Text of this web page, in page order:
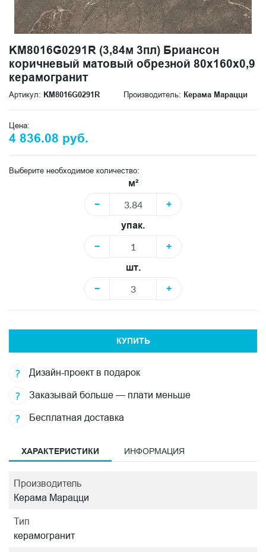
KM8016G0291R (3,84м 3пл) Бриансон
коричневый матовый обрезной 80x160x0,9
керамогранит
Артикул: KM8016G0291R Производитель: Керама Марацци
Цена:
4 836.08 руб.
Выберите необходимое количество:
м²
−
+
упак.
−
+
шт.
−
+
КУПИТЬ
Дизайн-проект в подарок
Заказывай больше — плати меньше
Бесплатная доставка
ХАРАКТЕРИСТИКИ ИНФОРМАЦИЯ
Производитель
Керама Марацци
Тип
керамогранит